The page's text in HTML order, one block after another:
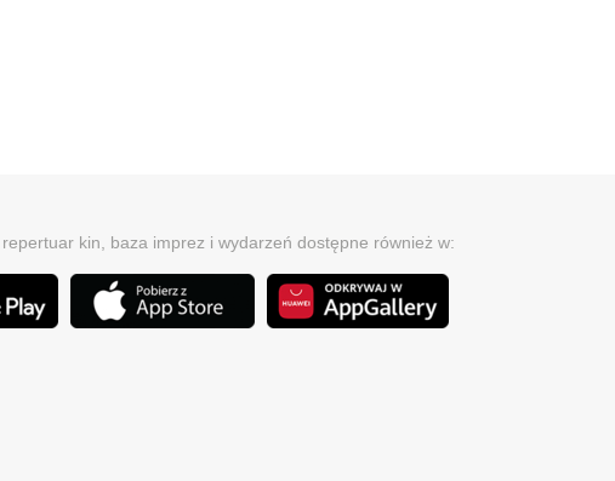
repertuar kin, baza imprez i wydarzeń dostępne również w: